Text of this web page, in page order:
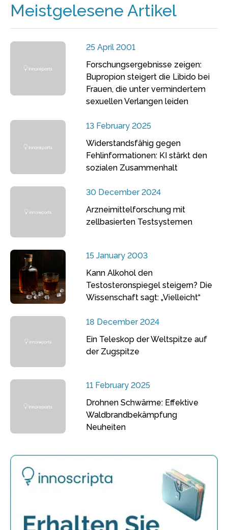
Meistgelesene Artikel
25 April 2001
Forschungsergebnisse zeigen:
Bupropion steigert die Libido bei
Frauen, die unter vermindertem
sexuellen Verlangen leiden
13 February 2025
Widerstandsfähig gegen
Fehlinformationen: KI stärkt den
sozialen Zusammenhalt
30 December 2024
Arzneimittelforschung mit
zellbasierten Testsystemen
15 January 2003
Kann Alkohol den
Testosteronspiegel steigern? Die
Wissenschaft sagt: „Vielleicht“
18 December 2024
Ein Teleskop der Weltspitze auf
der Zugspitze
11 February 2025
Drohnen Schwärme: Effektive
Waldbrandbekämpfung
Neuheiten